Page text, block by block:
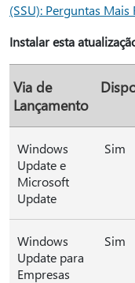
(SSU): Perguntas Mais
Instalar esta
Via de
Lançamento
Windows
Update e
Microsoft
Update
Sim
Windows
Update para
Empresas
Sim